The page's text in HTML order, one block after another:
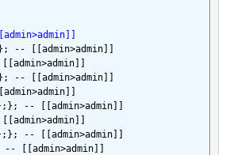
-- [[admin>admin]]
-- [[admin>admin]]
-- [[admin>admin]]
-- [[admin>admin]]
[[admin>admin]]